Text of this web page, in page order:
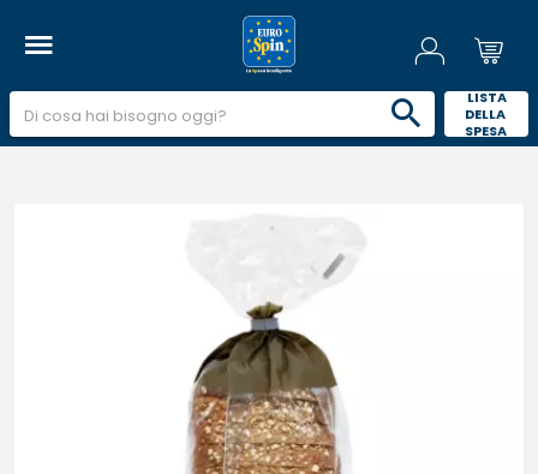
LISTA
DELLA
SPESA